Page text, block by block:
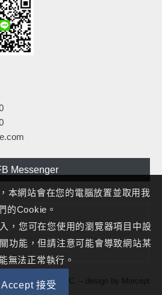
Messenger
MICROWAVE INC. – design by Morcept
本網站會在您的電腦放置並取用我
的Cookie。
，您可在您使用的瀏覽器項目中設
功能，但請注意可能會導致網站某
無法正常執行。
Accept 接受